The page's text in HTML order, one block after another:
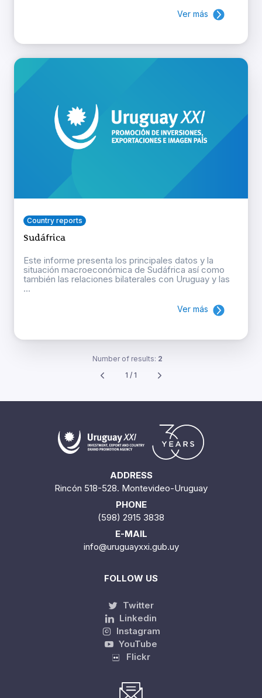
Ver más
Country reports
Sudáfrica
Este informe presenta los principales datos y la
situación macroeconómica de Sudáfrica así como
también las relaciones bilaterales con Uruguay y las
...
Ver más
Number of results: 2
1 / 1
ADDRESS
Rincón 518-528. Montevideo-Uruguay
PHONE
(598) 2915 3838
E-MAIL
info@uruguayxxi.gub.uy
FOLLOW US
Twitter
Linkedin
Instagram
YouTube
Flickr